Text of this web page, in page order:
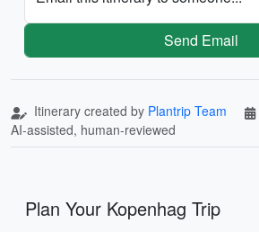
Send Email
Itinerary created by Plantrip Team
AI-assisted, human-reviewed
Plan Your Kopenhag Trip